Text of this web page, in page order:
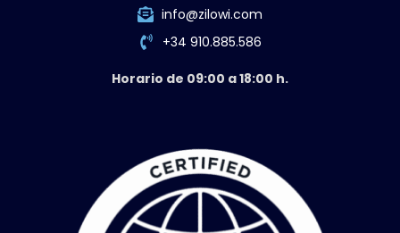
info@zilowi.com
+34 910.885.586
Horario de 09:00 a 18:00 h.